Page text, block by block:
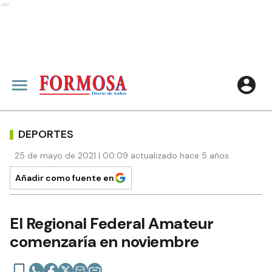
Ads
DEPORTES
25 de mayo de 2021 | 00:09 actualizado hace 5 años
Añadir como fuente en
El Regional Federal Amateur
comenzaría en noviembre